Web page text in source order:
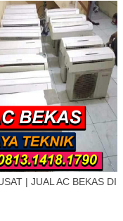
| JUAL AC BEKAS DI